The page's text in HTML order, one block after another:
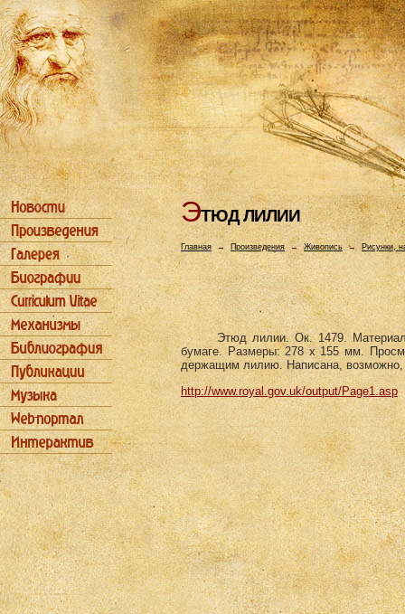
ЭТЮД ЛИЛИИ
Главная→ Произведения → Живопись → Рисунки,
Этюд лилии. Ок. 1479.
бумаге. Размеры: 278 х 155 мм.
держащим лилию. Написана, возможно,
http://www.royal.gov.uk/output/Page1.asp